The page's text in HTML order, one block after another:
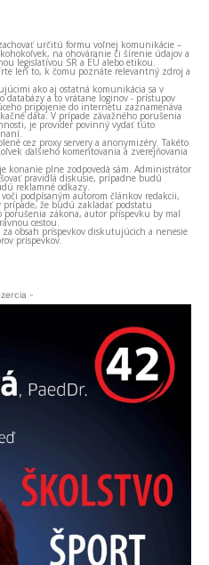
určitú formu voľnej komunikácie –
na ohováranie či šírenie údajov a
legislatívou SR a EÚ alebo etikou.
len to, k čomu poznáte relevantný zdroj a
ako aj ostatná komunikácia sa v
databázy a to vrátane loginov - prístupov
pripojenie do internetu zaznamenáva
dáta. V prípade závažného porušenia
je provider povinný vydať túto
cez proxy servery a anonymizéry. Takéto
ďalšieho komentovania a zverejňovania
konanie plne zodpovedá sám. Administrátor
pravidlá diskusie, prípadne budú
reklamné odkazy.
podpísaným autorom článkov redakcii,
prípade, že budú zakladať podstatu
zákona, autor príspevku by mal
cestou.
obsah príspevkov diskutujúcich a nenesie
príspevkov.
-